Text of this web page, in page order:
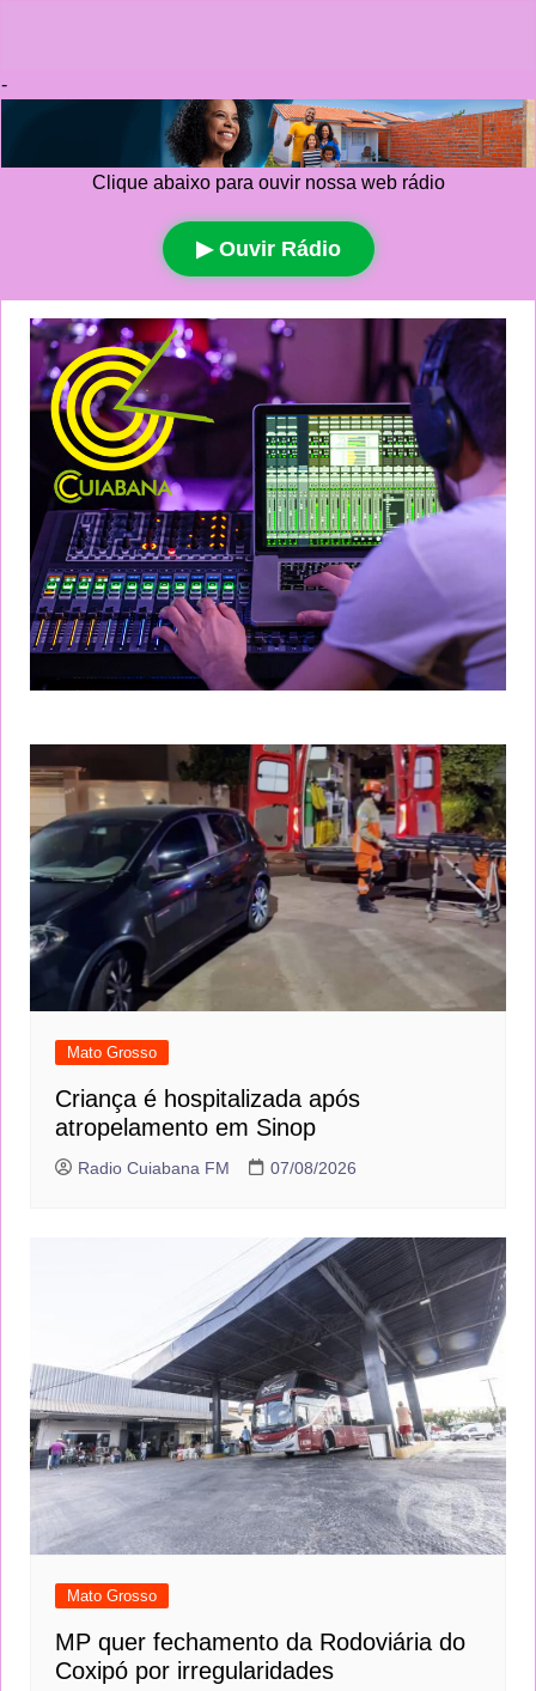
-
Clique abaixo para ouvir nossa web rádio
▶ Ouvir Rádio
para
conteúdo
Mato Grosso
Criança é hospitalizada após
atropelamento em Sinop
Radio Cuiabana FM 07/08/2026
Mato Grosso
MP quer fechamento da Rodoviária do
Coxipó por irregularidades